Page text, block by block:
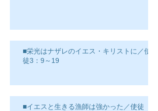
■栄光はナザレのイエス・キリストに／使
徒3：9～19
■イエスと生きる漁師は強かった／使徒